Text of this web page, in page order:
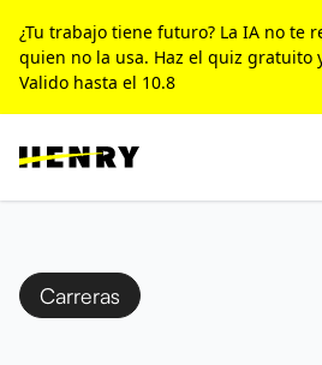
¿Tu trabajo tiene futuro? La IA no te
quien no la usa. Haz el quiz gratuito
Valido hasta el 10.8
Carreras